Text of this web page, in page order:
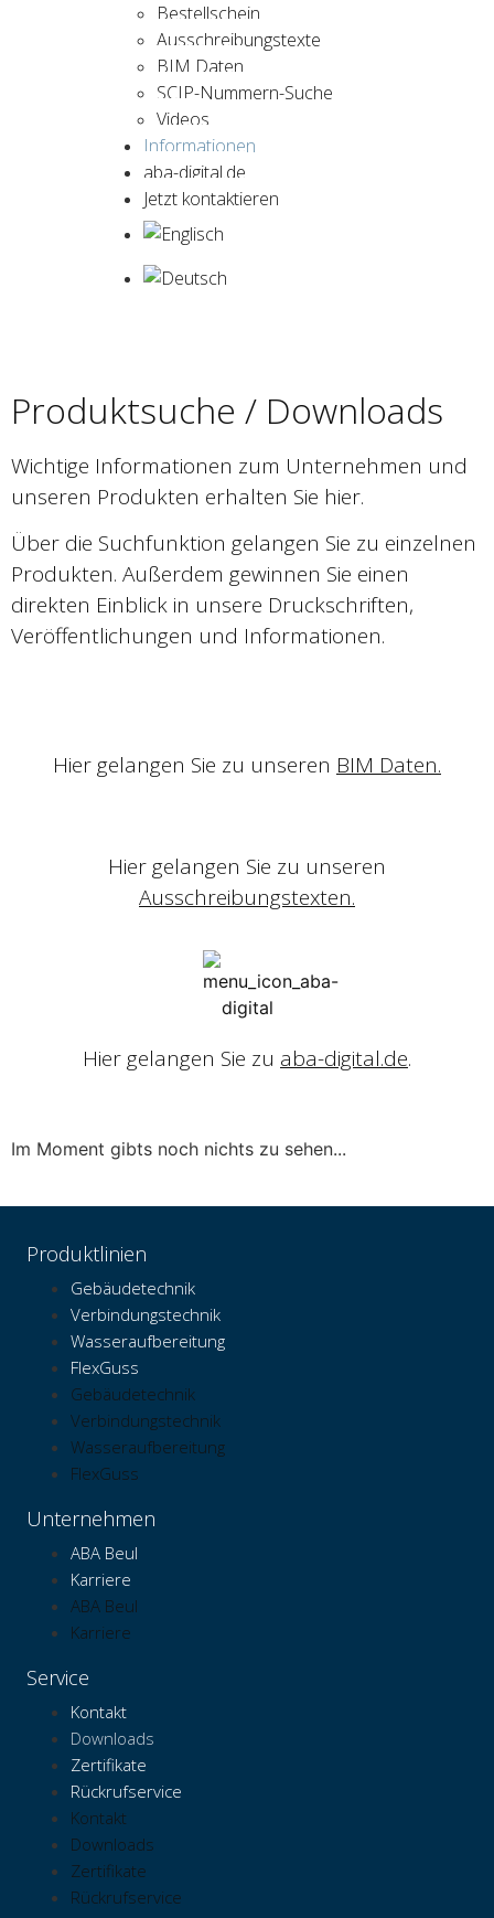
Bestellschein
Ausschreibungstexte
BIM Daten
SCIP-Nummern-Suche
Videos
Informationen
aba-digital.de
Jetzt kontaktieren
Produktsuche / Downloads
Wichtige Informationen zum Unternehmen und
unseren Produkten erhalten Sie hier.
Über die Suchfunktion gelangen Sie zu einzelnen
Produkten. Außerdem gewinnen Sie einen
direkten Einblick in unsere Druckschriften,
Veröffentlichungen und Informationen.
Hier gelangen Sie zu unseren BIM Daten.
Hier gelangen Sie zu unseren
Ausschreibungstexten.
Hier gelangen Sie zu aba-digital.de.
Im Moment gibts noch nichts zu sehen...
Produktlinien
Gebäudetechnik
Verbindungstechnik
Wasseraufbereitung
FlexGuss
Gebäudetechnik
Verbindungstechnik
Wasseraufbereitung
FlexGuss
Unternehmen
ABA Beul
Karriere
ABA Beul
Karriere
Service
Kontakt
Downloads
Zertifikate
Rückrufservice
Kontakt
Downloads
Zertifikate
Rückrufservice